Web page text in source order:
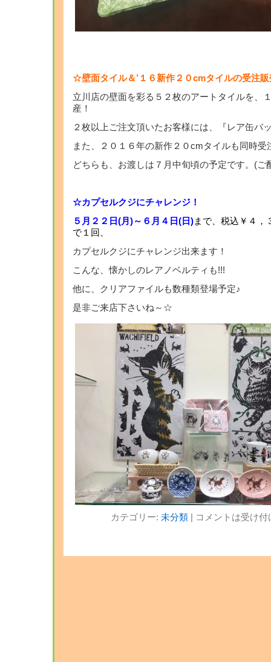
☆壁面タイル＆’１６新作２０cmタイルの受注
立川店の壁面を彩る５２枚のアートタイルを、
産！
２枚以上ご注文頂いたお客様には、『レア缶バ
また、２０１６年の新作２０cmタイルも同時受
どちらも、お渡しは７月中旬頃の予定です。(ご
☆カプセルクジにチャレンジ！
５月２２日(月)～６月４日(日)まで、税込￥４，
で１回、
カプセルクジにチャレンジ出来ます！
こんな、懐かしのレアノベルティも!!!
他に、クリアファイルも数種類登場予定♪
是非ご来店下さいね～☆
カテゴリー: 未分類| コメントは受け